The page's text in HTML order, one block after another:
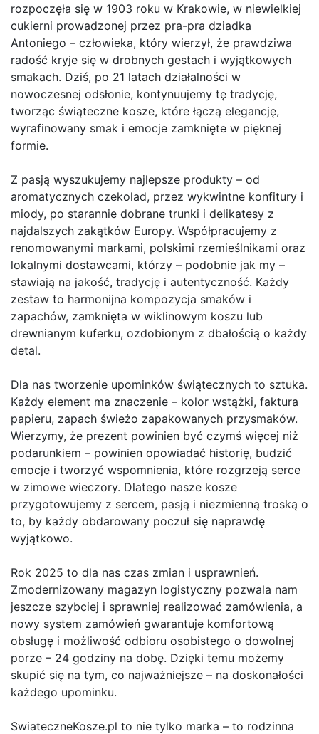
rozpoczęła się w 1903 roku w Krakowie, w niewielkiej
cukierni prowadzonej przez pra-pra dziadka
Antoniego – człowieka, który wierzył, że prawdziwa
radość kryje się w drobnych gestach i wyjątkowych
smakach. Dziś, po 21 latach działalności w
nowoczesnej odsłonie, kontynuujemy tę tradycję,
tworząc świąteczne kosze, które łączą elegancję,
wyrafinowany smak i emocje zamknięte w pięknej
formie.
Z pasją wyszukujemy najlepsze produkty – od
aromatycznych czekolad, przez wykwintne konfitury i
miody, po starannie dobrane trunki i delikatesy z
najdalszych zakątków Europy. Współpracujemy z
renomowanymi markami, polskimi rzemieślnikami oraz
lokalnymi dostawcami, którzy – podobnie jak my –
stawiają na jakość, tradycję i autentyczność. Każdy
zestaw to harmonijna kompozycja smaków i
zapachów, zamknięta w wiklinowym koszu lub
drewnianym kuferku, ozdobionym z dbałością o każdy
detal.
Dla nas tworzenie upominków świątecznych to sztuka.
Każdy element ma znaczenie – kolor wstążki, faktura
papieru, zapach świeżo zapakowanych przysmaków.
Wierzymy, że prezent powinien być czymś więcej niż
podarunkiem – powinien opowiadać historię, budzić
emocje i tworzyć wspomnienia, które rozgrzeją serce
w zimowe wieczory. Dlatego nasze kosze
przygotowujemy z sercem, pasją i niezmienną troską o
to, by każdy obdarowany poczuł się naprawdę
wyjątkowo.
Rok 2025 to dla nas czas zmian i usprawnień.
Zmodernizowany magazyn logistyczny pozwala nam
jeszcze szybciej i sprawniej realizować zamówienia, a
nowy system zamówień gwarantuje komfortową
obsługę i możliwość odbioru osobistego o dowolnej
porze – 24 godziny na dobę. Dzięki temu możemy
skupić się na tym, co najważniejsze – na doskonałości
każdego upominku.
SwiateczneKosze.pl to nie tylko marka – to rodzinna